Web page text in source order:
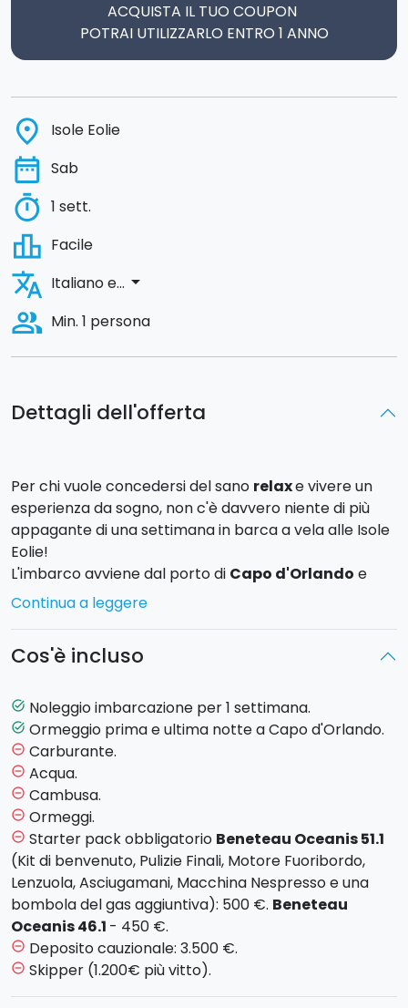
Dettagli dell'offerta
Per chi vuole concedersi del sano relaxe vivere un
esperienza da sogno, non c'è davvero niente di più
appagante di una settimana in barca a vela alle Isole
Eolie!
L'imbarco avviene dal porto di Capo d'Orlando e
durante la settimana andrete alla scoperta delle
meravigliose Isole Eolie.
Tipologia imbarcazione
Beneteau Oceanis 51.1(2020) con 5 cabine e 3
bagni.
L'imbarcazione è a
dunque decidere l'itinerario insieme allo skipper.
Partenza:Sabato dalle ore 15:00 alle 21:00 da Capo
d'Orlando (Messina).
Rientro: Venerdì ore 17:00, notte in porto e check-
out il Sabato mattina alle 8:00.
Continua a leggere
Cos'è incluso
task_alt Noleggio imbarcazione per 1 settimana.
task_alt Ormeggio prima e ultima notte a Capo d'Orlando.
remove_circle_outline Carburante.
remove_circle_outline Acqua.
remove_circle_outline Cambusa.
remove_circle_outline Ormeggi.
remove_circle_outline Starter pack obbligatorio Beneteau Oceanis 51.1
(Kit di benvenuto, Pulizie Finali, Motore Fuoribordo,
Lenzuola, Asciugamani, Macchina Nespresso e una
bombola del gas aggiuntiva): 500 €. Beneteau
Oceanis 46.1 - 450 €.
remove_circle_outline Deposito cauzionale: 3.500 €.
remove_circle_outline Skipper (1.200€ più vitto).
ACQUISTA IL TUO COUPON
POTRAI UTILIZZARLO ENTRO 1 ANNO
place Isole Eolie
date_range Sab
timer 1 sett.
leaderboard Facile
translate Italiano e... arrow_drop_down
people_alt Min. 1 persona